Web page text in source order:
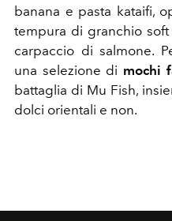
banana e pasta kataifi,
tempura di granchio
carpaccio di salmone.
una selezione di mochi
battaglia di Mu Fish,
dolci orientali e non.